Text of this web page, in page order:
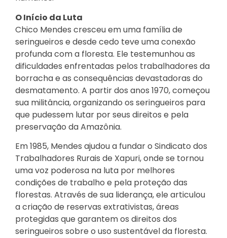
O Início da Luta
Chico Mendes cresceu em uma família de
seringueiros e desde cedo teve uma conexão
profunda com a floresta. Ele testemunhou as
dificuldades enfrentadas pelos trabalhadores da
borracha e as consequências devastadoras do
desmatamento. A partir dos anos 1970, começou
sua militância, organizando os seringueiros para
que pudessem lutar por seus direitos e pela
preservação da Amazônia.
Em 1985, Mendes ajudou a fundar o Sindicato dos
Trabalhadores Rurais de Xapuri, onde se tornou
uma voz poderosa na luta por melhores
condições de trabalho e pela proteção das
florestas. Através de sua liderança, ele articulou
a criação de reservas extrativistas, áreas
protegidas que garantem os direitos dos
seringueiros sobre o uso sustentável da floresta.